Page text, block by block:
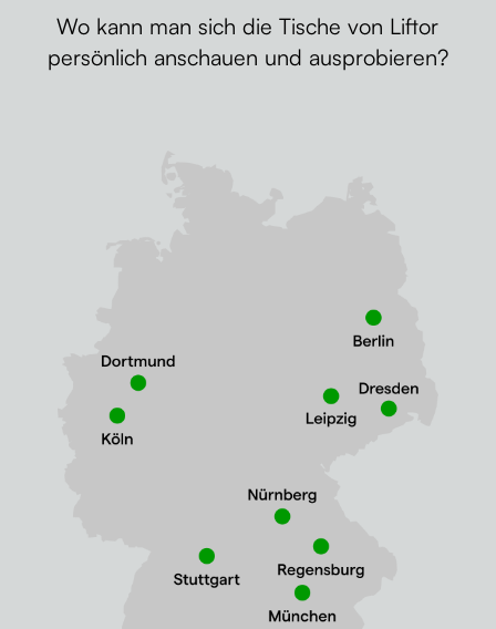
Wo kann man sich die Tische von Liftor
persönlich anschauen und ausprobieren?